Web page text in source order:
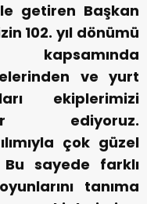
getiren Başkan
102. yıl dönümü
ve yurt
ekiplerimizi
ediyoruz.
çok güzel
sayede farklı
tanıma